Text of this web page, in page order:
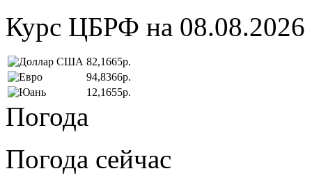
Курс ЦБРФ на 08.08.2026
82,1665р.
94,8366р.
12,1655р.
Погода
Погода сейчас